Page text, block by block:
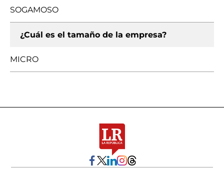
SOGAMOSO
¿Cuál es el tamaño de la empresa?
MICRO